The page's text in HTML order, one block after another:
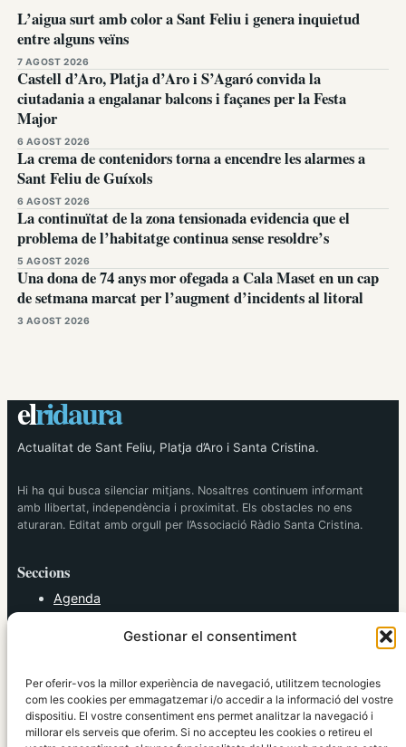
Gestionar el consentiment
Per oferir-vos la millor experiència de navegació, utilitzem tecnologies
com les cookies per emmagatzemar i/o accedir a la informació del vostre
dispositiu. El vostre consentiment ens permet analitzar la navegació i
millorar els serveis que oferim. Si no accepteu les cookies o retireu el
L’aigua surt amb color a Sant Feliu i genera inquietud
entre alguns veïns
7 AGOST 2026
Castell d’Aro, Platja d’Aro i S’Agaró convida la
ciutadania a engalanar balcons i façanes per la Festa
Major
6 AGOST 2026
La crema de contenidors torna a encendre les alarmes a
Sant Feliu de Guíxols
6 AGOST 2026
La continuïtat de la zona tensionada evidencia que el
problema de l’habitatge continua sense resoldre’s
5 AGOST 2026
Una dona de 74 anys mor ofegada a Cala Maset en un cap
de setmana marcat per l’augment d’incidents al litoral
3 AGOST 2026
elridaura
Actualitat de Sant Feliu, Platja d’Aro i Santa Cristina.
Hi ha qui busca silenciar mitjans. Nosaltres continuem informant
amb llibertat, independència i proximitat. Els obstacles no ens
aturaran. Editat amb orgull per l’Associació Ràdio Santa Cristina.
Seccions
Agenda
Política
Societat
Tendències